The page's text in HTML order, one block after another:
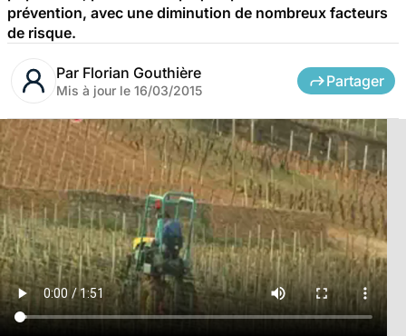
prévention, avec une diminution de nombreux facteurs
de risque.
Par Florian Gouthière
Mis à jour le 16/03/2015
Partager